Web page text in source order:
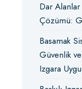
Dar
Çözümü:
Basamak
Güvenlik
Izgara